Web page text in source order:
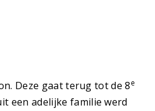
Deze gaat terug tot de 8e
een adelijke familie werd